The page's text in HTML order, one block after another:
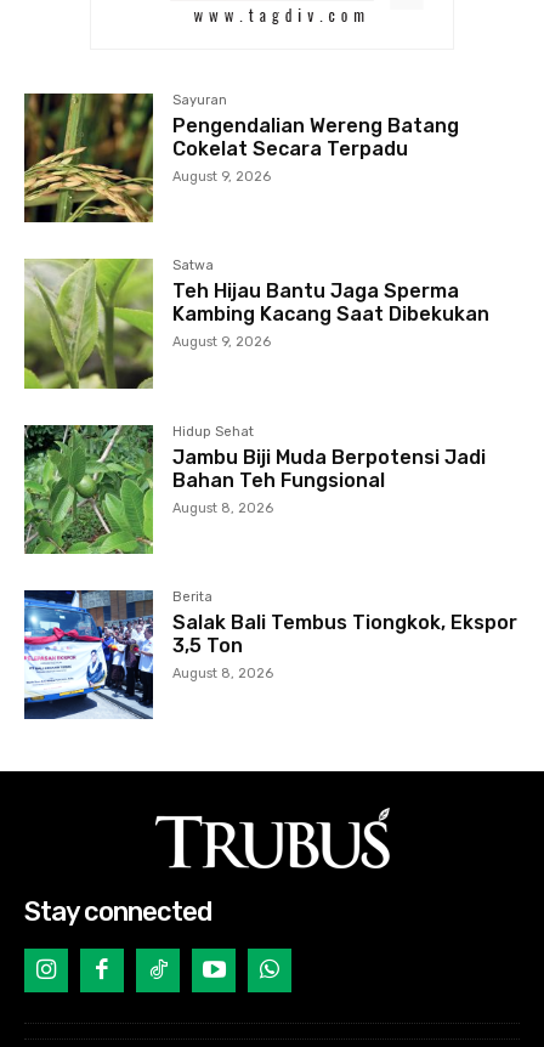
Sayuran
Pengendalian Wereng Batang
Cokelat Secara Terpadu
August 9, 2026
Satwa
Teh Hijau Bantu Jaga Sperma
Kambing Kacang Saat Dibekukan
August 9, 2026
Hidup Sehat
Jambu Biji Muda Berpotensi Jadi
Bahan Teh Fungsional
August 8, 2026
Berita
Salak Bali Tembus Tiongkok, Ekspor
3,5 Ton
August 8, 2026
Stay connected